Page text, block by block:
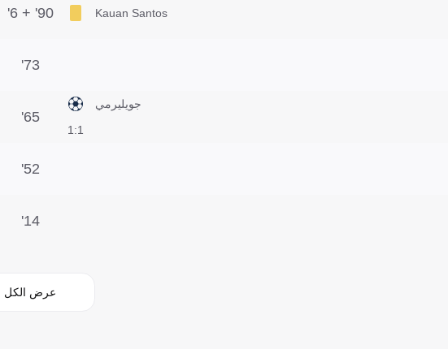
Kauan Santos
90' + 6'
73'
1:1
جويليرمي
65'
52'
14'
عرض الكل